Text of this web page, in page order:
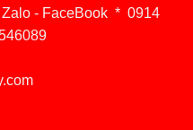
Zalo - FaceBook * 0914